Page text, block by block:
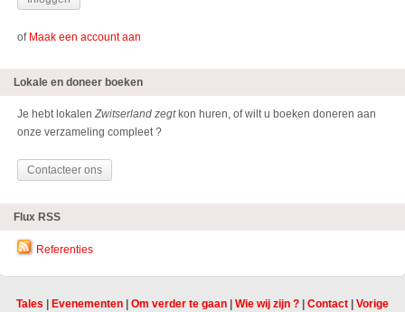
of Maak een account aan
Lokale en doneer boeken
Je hebt lokalen Zwitserland zegtkon huren, of wilt u boeken doneren aan
onze verzameling compleet ?
Contacteer ons
Flux RSS
Referenties
Tales Evenementen Om verder te gaan Wie wij zijn ? Contact
Vorige